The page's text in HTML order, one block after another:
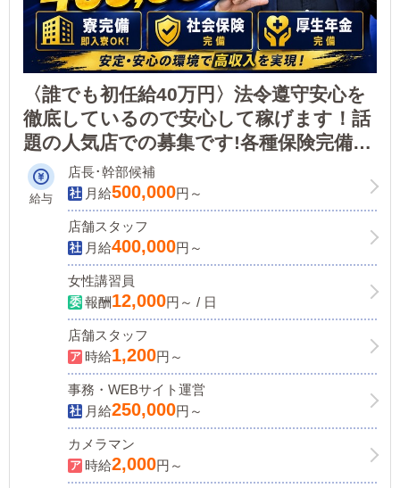
〈誰でも初任給40万円〉法令遵守安心を
徹底しているので安心して稼げます！話
題の人気店での募集です!各種保険完備、
寮完備で、稼げる環境が整っています！
給与
店長･幹部候補
月給500,000円～
店舗スタッフ
月給400,000円～
女性講習員
報酬12,000円～ / 日
店舗スタッフ
時給1,200円～
事務・WEBサイト運営
月給250,000円～
カメラマン
時給2,000円～